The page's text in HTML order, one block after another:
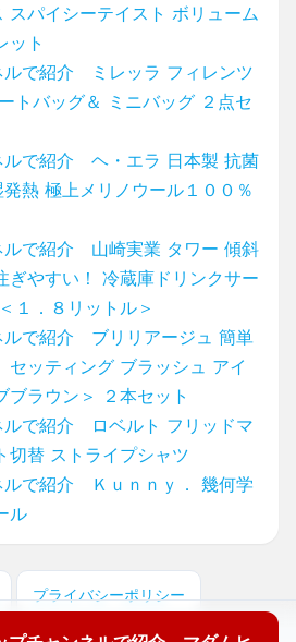
スパイシーテイスト ボリューム
ット
ルで紹介 ミレッラ フィレンツ
トバッグ＆ ミニバッグ ２点セ
ルで紹介 ヘ・エラ 日本製 抗菌
熱 極上メリノウール１００％
ルで紹介 山崎実業 タワー 傾斜
ぎやすい！ 冷蔵庫ドリンクサー
１．８リットル＞
ルで紹介 ブリリアージュ 簡単
セッティング ブラッシュ アイ
ブラウン＞ ２本セット
ルで紹介 ロベルト フリッドマ
切替 ストライプシャツ
ルで紹介 Ｋｕｎｎｙ． 幾何学
ル
プライバシーポリシー